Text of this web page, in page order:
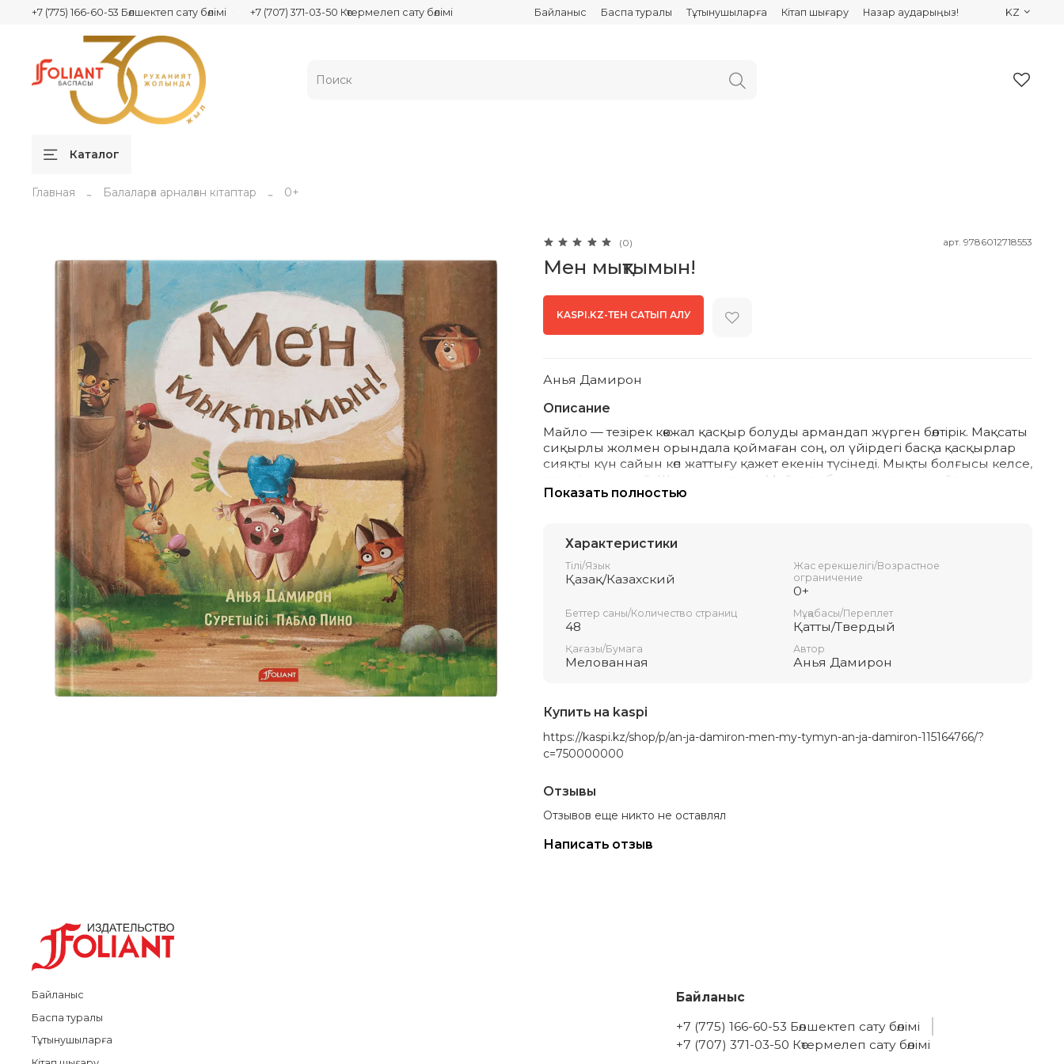
Байланыс Баспа туралы Тұтынушыларға Кітап шығару Назар аударыңыз!
+7 (775) 166-60-53 Бөлшектеп сату бөлімі +7 (707) 371-03-50 Көтермелеп сату бөлімі KZ
Каталог
Главная Балаларға арналған кітаптар 0+
(0) арт. 9786012718553
Мен мықтымын!
KASPI.KZ-ТЕН САТЫП АЛУ
Анья Дамирон
Описание
Майло — тезірек көкжал қасқыр болуды армандап жүрген бөлтірік. Мақсаты
сиқырлы жолмен орындала қоймаған соң, ол үйірдегі басқа қасқырлар
сияқты күн сайын көп жаттығу қажет екенін түсінеді. Мықты болғысы келсе,
өзгеруі керек қой. Жақын достары Майлоға бұл сынақтың оңайға
соқпасын біліп, көмекке келеді. Сонау биікке секіретін, алысқа жүгіре
жағына дейін жаңғырып естілетін болды. Өлеңмен өріліп, көркем
суреттермен безендірілген бұл таңғажайып оқиға мектеп жасына дейінгі
бүлдіршіндерге арналған.
Показать полностью
Характеристики
Тілі/Язык
Қазақ/Казахский
Жас ерекшелігі/Возрастное
ограничение
0+
Беттер саны/Количество страниц
48
Мұқабасы/Переплет
Қатты/Твердый
Қағазы/Бумага
Мелованная
Автор
Анья Дамирон
Купить на kaspi
https://kaspi.kz/shop/p/an-ja-damiron-men-my-tymyn-an-ja-damiron-115164766/?
c=750000000
Отзывы
Отзывов еще никто не оставлял
Написать отзыв
Байланыс
Баспа туралы
Тұтынушыларға
Байланыс
+7 (775) 166-60-53 Бөлшектеп сату бөлімі
+7 (707) 371-03-50 Көтермелеп сату бөлімі